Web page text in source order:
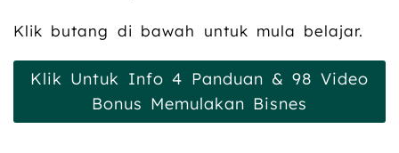
Klik butang di bawah untuk mula belajar.
Klik Untuk Info 4 Panduan & 98 Video
Bonus Memulakan Bisnes